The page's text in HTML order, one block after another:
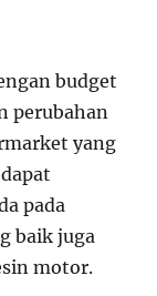
budget
perubahan
yang
pada
baik juga
motor.